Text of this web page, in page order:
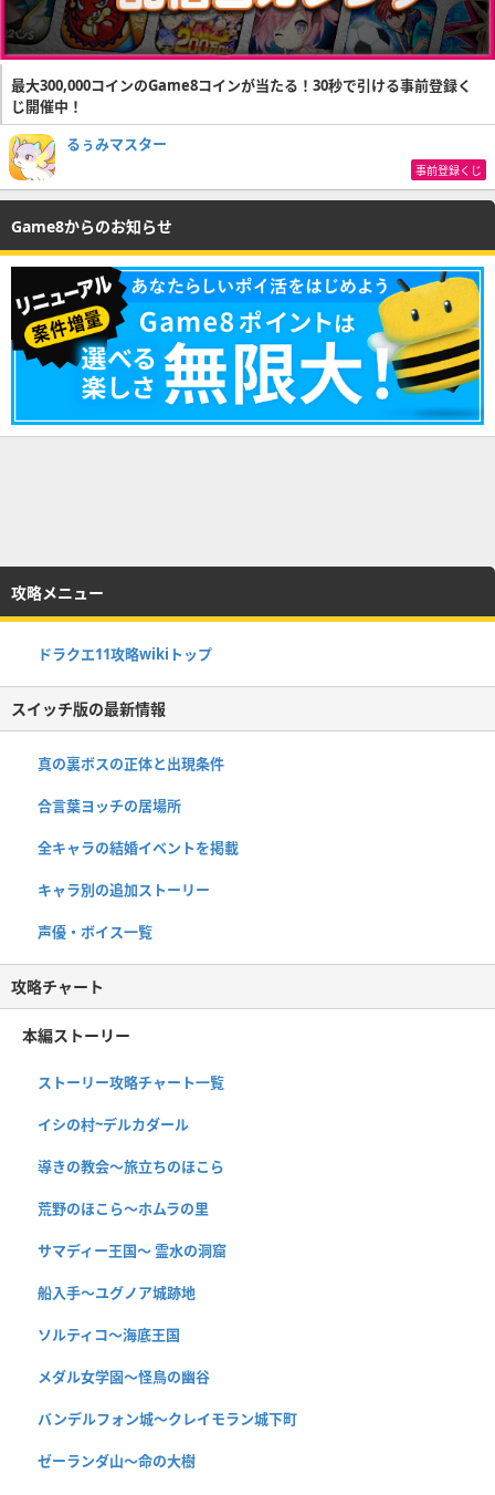
最大300,000コインのGame8コインが当たる！30秒で引ける事前登録く
じ開催中！
るぅみマスター
事前登録くじ
Game8からのお知らせ
攻略メニュー
ドラクエ11攻略wikiトップ
スイッチ版の最新情報
真の裏ボスの正体と出現条件
合言葉ヨッチの居場所
全キャラの結婚イベントを掲載
キャラ別の追加ストーリー
声優・ボイス一覧
攻略チャート
本編ストーリー
ストーリー攻略チャート一覧
イシの村~デルカダール
導きの教会〜旅立ちのほこら
荒野のほこら～ホムラの里
サマディー王国〜 霊水の洞窟
船入手〜ユグノア城跡地
ソルティコ〜海底王国
メダル女学園〜怪鳥の幽谷
バンデルフォン城〜クレイモラン城下町
ゼーランダ山〜命の大樹